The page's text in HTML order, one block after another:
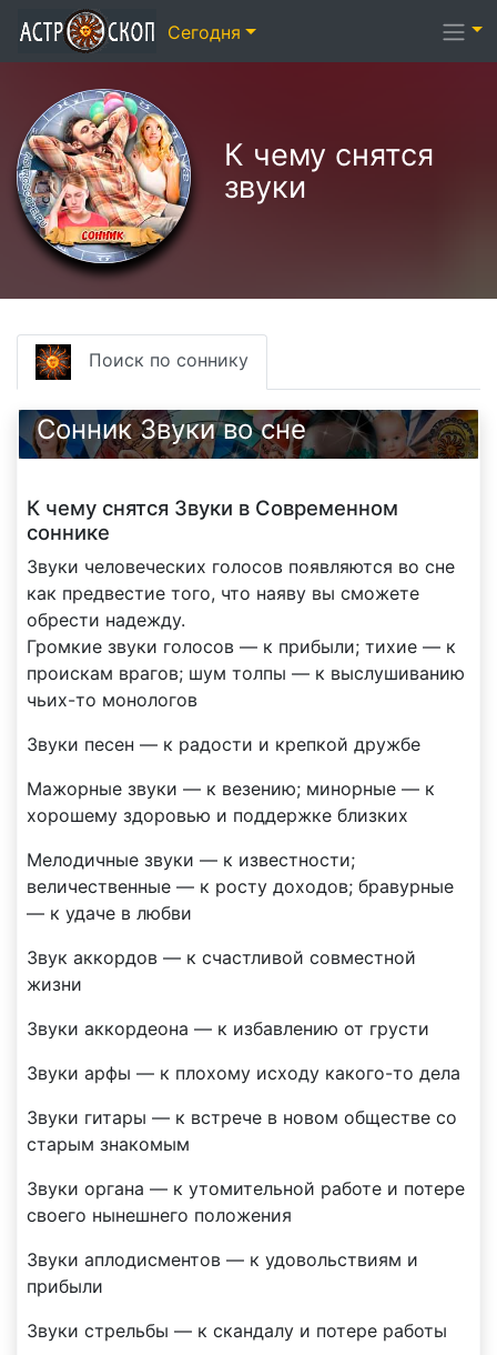
К чему снятся
звуки
Поиск по соннику
Сонник Звуки во сне
К чему снятся Звуки в Современном
соннике
Звуки человеческих голосов появляются во сне
как предвестие того, что наяву вы сможете
обрести надежду.
Громкие звуки голосов — к прибыли; тихие — к
проискам врагов; шум толпы — к выслушиванию
чьих-то монологов
Звуки песен — к радости и крепкой дружбе
Мажорные звуки — к везению; минорные — к
хорошему здоровью и поддержке близких
Мелодичные звуки — к известности;
величественные — к росту доходов; бравурные
— к удаче в любви
Звук аккордов — к счастливой совместной
жизни
Звуки аккордеона — к избавлению от грусти
Звуки арфы — к плохому исходу какого-то дела
Звуки гитары — к встрече в новом обществе со
старым знакомым
Звуки органа — к утомительной работе и потере
своего нынешнего положения
Звуки аплодисментов — к удовольствиям и
прибыли
Звуки стрельбы — к скандалу и потере работы
Сегодня